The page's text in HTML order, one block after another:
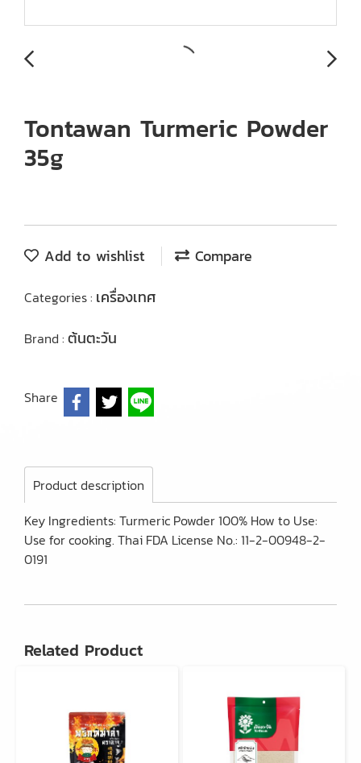
Tontawan Turmeric Powder
35g
Add to wishlist Compare
Categories : เครื่องเทศ
Brand : ต้นตะวัน
Share
Product description
Key Ingredients: Turmeric Powder 100% How to Use:
Use for cooking. Thai FDA License No.: 11-2-00948-2-
0191
Related Product